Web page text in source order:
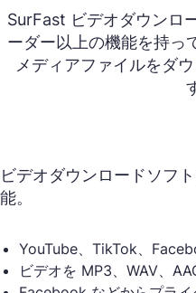
SurFast ビデオダウンロ
ーダー以上の機能を持っ
メディアファイルをダ
ビデオダウンロードソフ
能。
YouTube、TikTok、
ビデオを MP3、WAV、